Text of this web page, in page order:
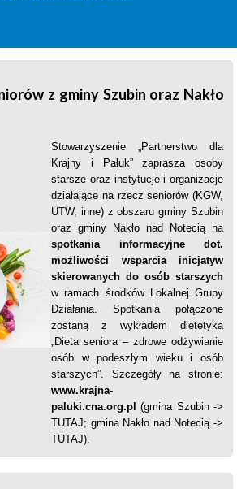
z gminy Szubin oraz Nakło
Stowarzyszenie „Partnerstwo dla
Krajny i Pałuk” zaprasza osoby
starsze oraz instytucje i organizacje
działające na rzecz seniorów (KGW,
UTW, inne) z obszaru gminy Szubin
oraz gminy Nakło nad Notecią na
spotkania informacyjne dot.
możliwości wsparcia inicjatyw
skierowanych do osób starszych
w ramach środków Lokalnej Grupy
Działania. Spotkania połączone
zostaną z wykładem dietetyka
„Dieta seniora – zdrowe odżywianie
osób w podeszłym wieku i osób
starszych”. Szczegóły na stronie:
www.krajna-
paluki.cna.org.pl(gmina Szubin ->
TUTAJ; gmina Nakło nad Notecią ->
TUTAJ).